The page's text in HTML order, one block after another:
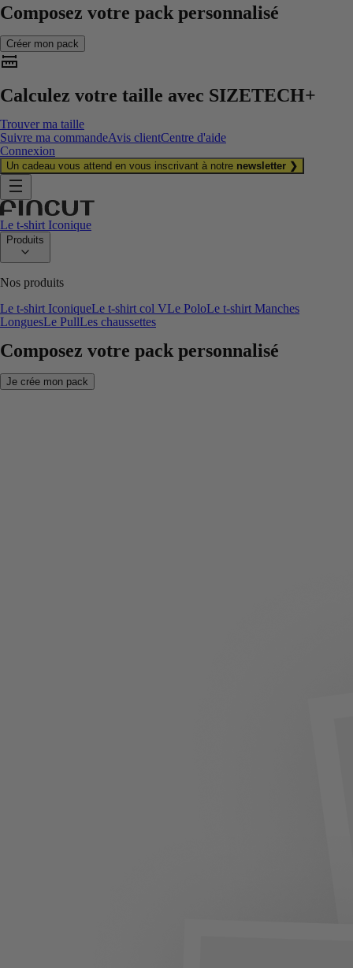
Composez votre pack personnalisé
Créer mon pack
Calculez votre taille avec SIZETECH+
Trouver ma taille
Suivre ma commandeAvis clientCentre d'aide
Connexion
Un cadeau vous attend en vous inscrivant à notre newsletter ❯
Le t-shirt Iconique
Produits
Nos produits
Le t-shirt IconiqueLe t-shirt col VLe PoloLe t-shirt Manches
LonguesLe PullLes chaussettes
Composez votre pack personnalisé
Je crée mon pack